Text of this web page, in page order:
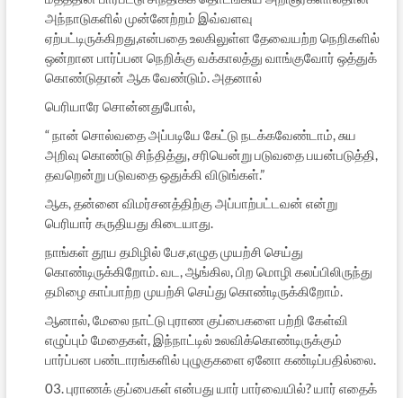
அந்நாடுகளில் முன்னேற்றம் இவ்வளவு
ஏற்பட்டிருக்கிறது,என்பதை உலகிலுள்ள தேவையற்ற நெறிகளில்
ஒன்றான பார்ப்பன நெறிக்கு வக்காலத்து வாங்குவோர் ஒத்துக்
கொண்டுதான் ஆக வேண்டும். அதனால்
பெரியாரே சொன்னதுபோல்,
“ நான் சொல்வதை அப்படியே கேட்டு நடக்கவேண்டாம், சுய
அறிவு கொண்டு சிந்தித்து, சரியென்று படுவதை பயன்படுத்தி,
தவறென்று படுவதை ஒதுக்கி விடுங்கள்.”
ஆக, தன்னை விமர்சனத்திற்கு அப்பாற்பட்டவன் என்று
பெரியார் கருதியது கிடையாது.
நாங்கள் தூய தமிழில் பேச,எழுத முயற்சி செய்து
கொண்டிருக்கிறோம். வட, ஆங்கில, பிற மொழி கலப்பிலிருந்து
தமிழை காப்பாற்ற முயற்சி செய்து கொண்டிருக்கிறோம்.
ஆனால், மேலை நாட்டு புராண குப்பைகளை பற்றி கேள்வி
எழுப்பும் மேதைகள், இந்நாட்டில் உலவிக்கொண்டிருக்கும்
பார்ப்பன பண்டாரங்களில் புழுகுகளை ஏனோ கண்டிப்பதில்லை.
03. புராணக் குப்பைகள் என்பது யார் பார்வையில்? யார் எதைக்